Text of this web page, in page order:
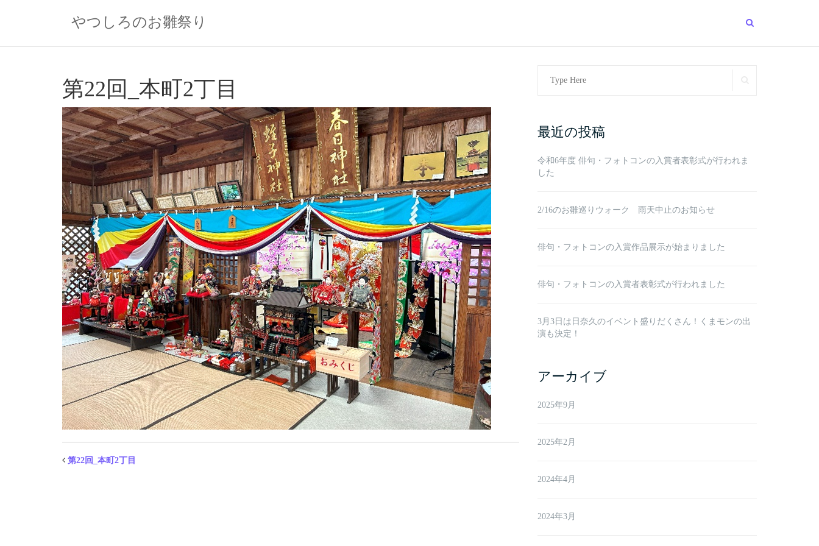
やつしろのお雛祭り
第22回_本町2丁目
第22回_本町2丁目
Search
最近の投稿
令和6年度 俳句・フォトコンの入賞者表彰式が行われま
した
2/16のお雛巡りウォーク 雨天中止のお知らせ
俳句・フォトコンの入賞作品展示が始まりました
俳句・フォトコンの入賞者表彰式が行われました
3月3日は日奈久のイベント盛りだくさん！くまモンの出
演も決定！
アーカイブ
2025年9月
2025年2月
2024年4月
2024年3月